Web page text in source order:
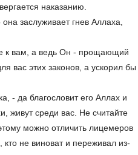
наказанию.
заслуживает гнев Аллаха,
к вам, а ведь Он - прощающий
вас этих законов, а ускорил бы
- да благословит его Аллах и
живут среди вас. Не считайте
можно отличить лицемеров
кто не виноват и переживал из-